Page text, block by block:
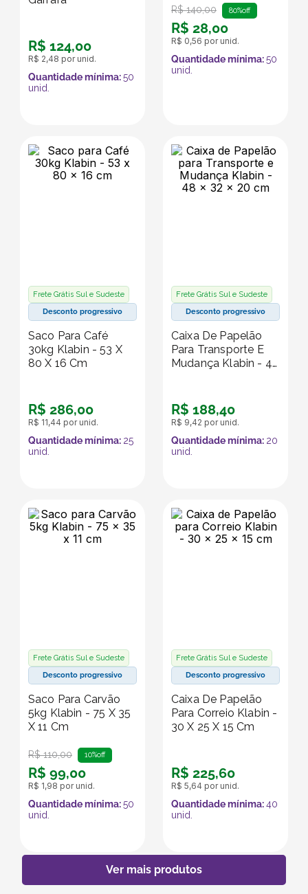
R$ 124,00
R$ 2,48 por unid.
Quantidade mínima:50
unid.
R$ 140,00 80%off
R$ 28,00
R$ 0,56 por unid.
Quantidade mínima:50
unid.
Frete Grátis Sul e Sudeste
Desconto progressivo
Saco Para Café
30kg Klabin - 53 X
80 X 16 Cm
R$ 286,00
R$ 11,44 por unid.
Quantidade mínima: 25
unid.
Frete Grátis Sul e Sudeste
Desconto progressivo
Caixa De Papelão
Para Transporte E
Mudança Klabin - 48
R$ 188,40
R$ 9,42 por unid.
Quantidade mínima: 20
unid.
Frete Grátis Sul e Sudeste
Desconto progressivo
Saco Para Carvão
5kg Klabin - 75 X 35
X 11 Cm
R$ 110,00 10%off
R$ 99,00
R$ 1,98 por unid.
Quantidade mínima:50
unid.
Frete Grátis Sul e Sudeste
Desconto progressivo
Caixa De Papelão
Para Correio Klabin -
30 X 25 X 15 Cm
R$ 225,60
R$ 5,64 por unid.
Quantidade mínima:40
unid.